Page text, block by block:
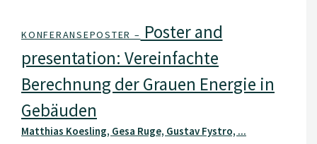
KONFERANSEPOSTER – Poster and
presentation: Vereinfachte
Berechnung der Grauen Energie in
Gebäuden
Matthias Koesling, Gesa Ruge, Gustav Fystro, ...